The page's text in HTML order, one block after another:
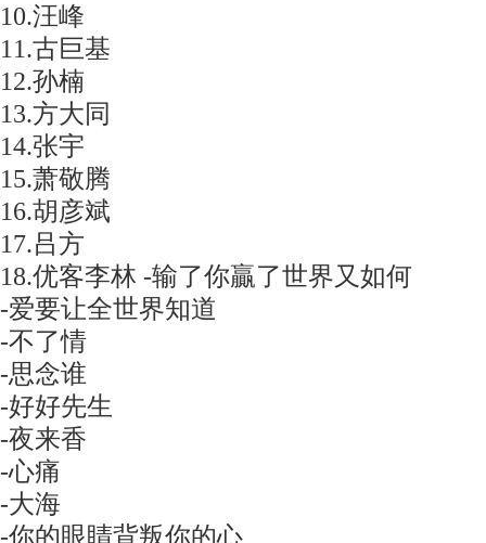
10.汪峰
11.古巨基
12.孙楠
13.方大同
14.张宇
15.萧敬腾
16.胡彦斌
17.吕方
18.优客李林 -输了你贏了世界又如何
-爱要让全世界知道
-不了情
-思念谁
-好好先生
-夜来香
-心痛
-大海
-你的眼睛背叛你的心